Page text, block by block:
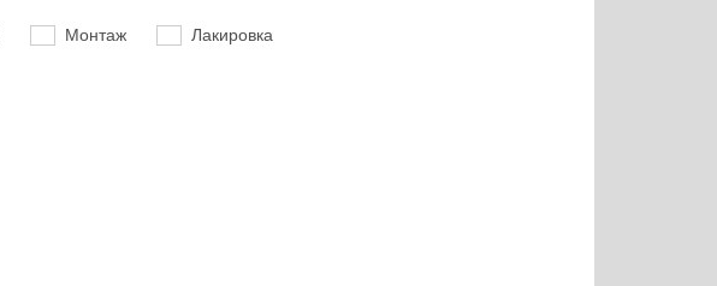
Монтаж Лакировка